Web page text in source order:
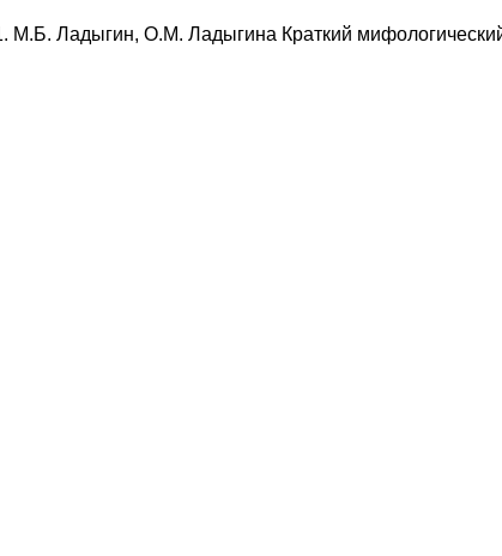
М.Б. Ладыгин, О.М. Ладыгина Краткий